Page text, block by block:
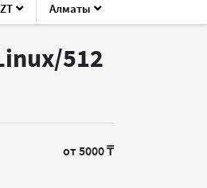
Алматы
512
от 5000 ₸